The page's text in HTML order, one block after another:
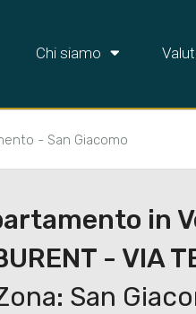
Chi siamo
- San Giacomo
in
- VIA
San